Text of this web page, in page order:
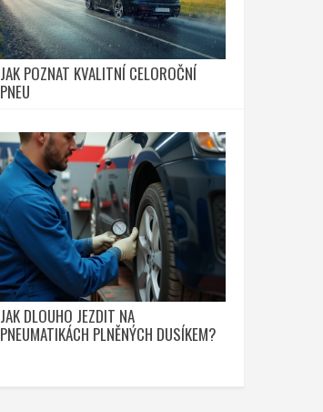
JAK POZNAT KVALITNÍ CELOROČNÍ
PNEU
JAK DLOUHO JEZDIT NA
PNEUMATIKÁCH PLNĚNÝCH DUSÍKEM?